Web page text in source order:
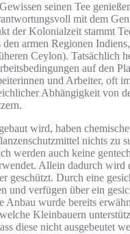
seinen Tee
mit dem
der Kolonialzeit stammt
den armen Regionen
Ceylon). Tatsächlich
auf den
und Arbeiter, oft
Abhängigkeit von
wird, haben
nichts zu
werden auch keine
Allein dadurch wird
geschützt. Durch eine
und verfügen über ein
Anbau wurde bereits
Kleinbauern
diese nicht ausgebeutet